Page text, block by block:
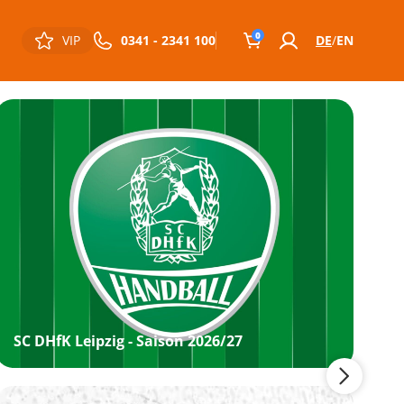
VIP 0341 - 2341 100 0 DE EN
SC DHfK Leipzig - Saison 2026/27